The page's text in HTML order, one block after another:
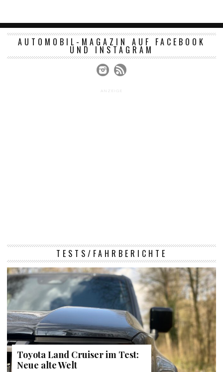
AUTOMOBIL-MAGAZIN AUF FACEBOOK
UND INSTAGRAM
ANZEIGE
TESTS/FAHRBERICHTE
Toyota Land Cruiser im Test:
Neue alte Welt